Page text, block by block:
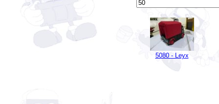
5080 - Leyx